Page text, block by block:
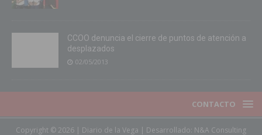
CCOO denuncia el cierre de puntos de atención a
desplazados
02/05/2013
CONTACTO
Copyright © 2026 | Diario de la Vega | Desarrollado: N&A Consulting